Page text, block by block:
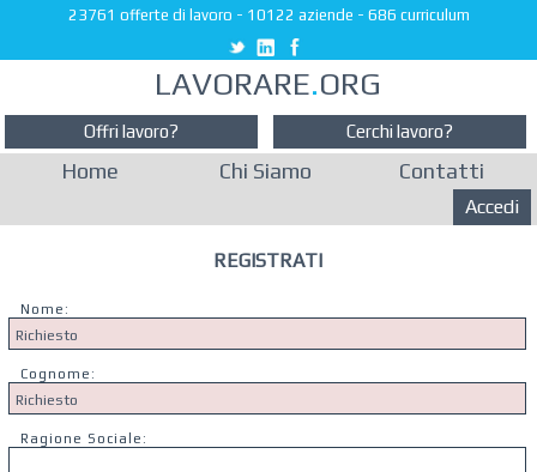
23761 offerte di lavoro - 10122 aziende - 686 curriculum
LAVORARE.ORG
Offri lavoro? Cerchi lavoro?
Home Chi Siamo Contatti
Accedi
REGISTRATI
Nome:
Cognome:
Ragione Sociale: